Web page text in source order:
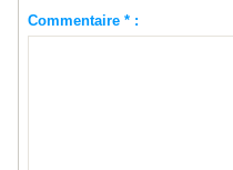
Commentaire * :